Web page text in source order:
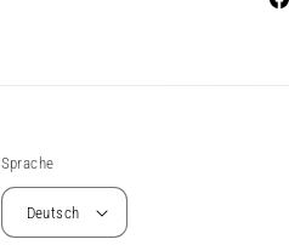
Sprache
Deutsch